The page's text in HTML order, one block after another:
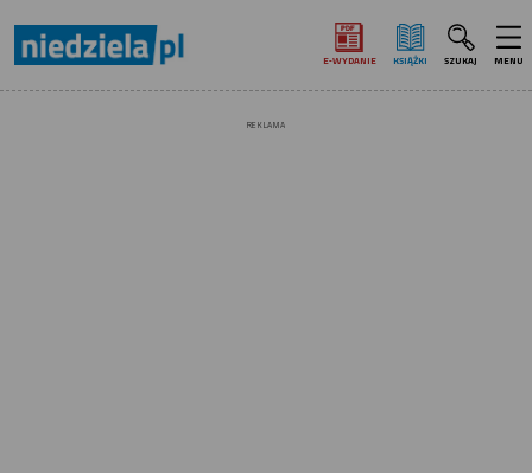
E‑WYDANIE KSIĄŻKI SZUKAJ MENU
REKLAMA